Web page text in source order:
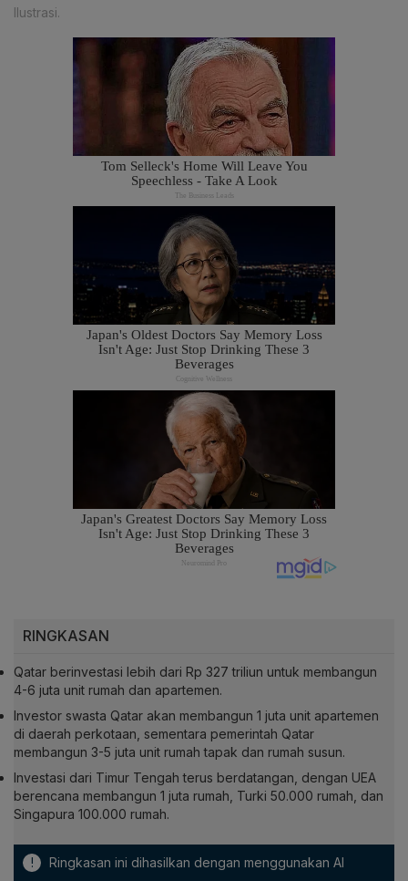
Ilustrasi.
RINGKASAN
Qatar berinvestasi lebih dari Rp 327 triliun untuk membangun
4-6 juta unit rumah dan apartemen.
Investor swasta Qatar akan membangun 1 juta unit apartemen
di daerah perkotaan, sementara pemerintah Qatar
membangun 3-5 juta unit rumah tapak dan rumah susun.
Investasi dari Timur Tengah terus berdatangan, dengan UEA
berencana membangun 1 juta rumah, Turki 50.000 rumah, dan
Singapura 100.000 rumah.
! Ringkasan ini dihasilkan dengan menggunakan AI